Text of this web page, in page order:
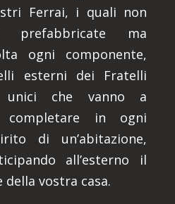
Ferrai, i quali non
prefabbricate ma
ogni componente,
esterni dei Fratelli
unici che vanno a
completare in ogni
di un’abitazione,
all’esterno il
vostra casa.